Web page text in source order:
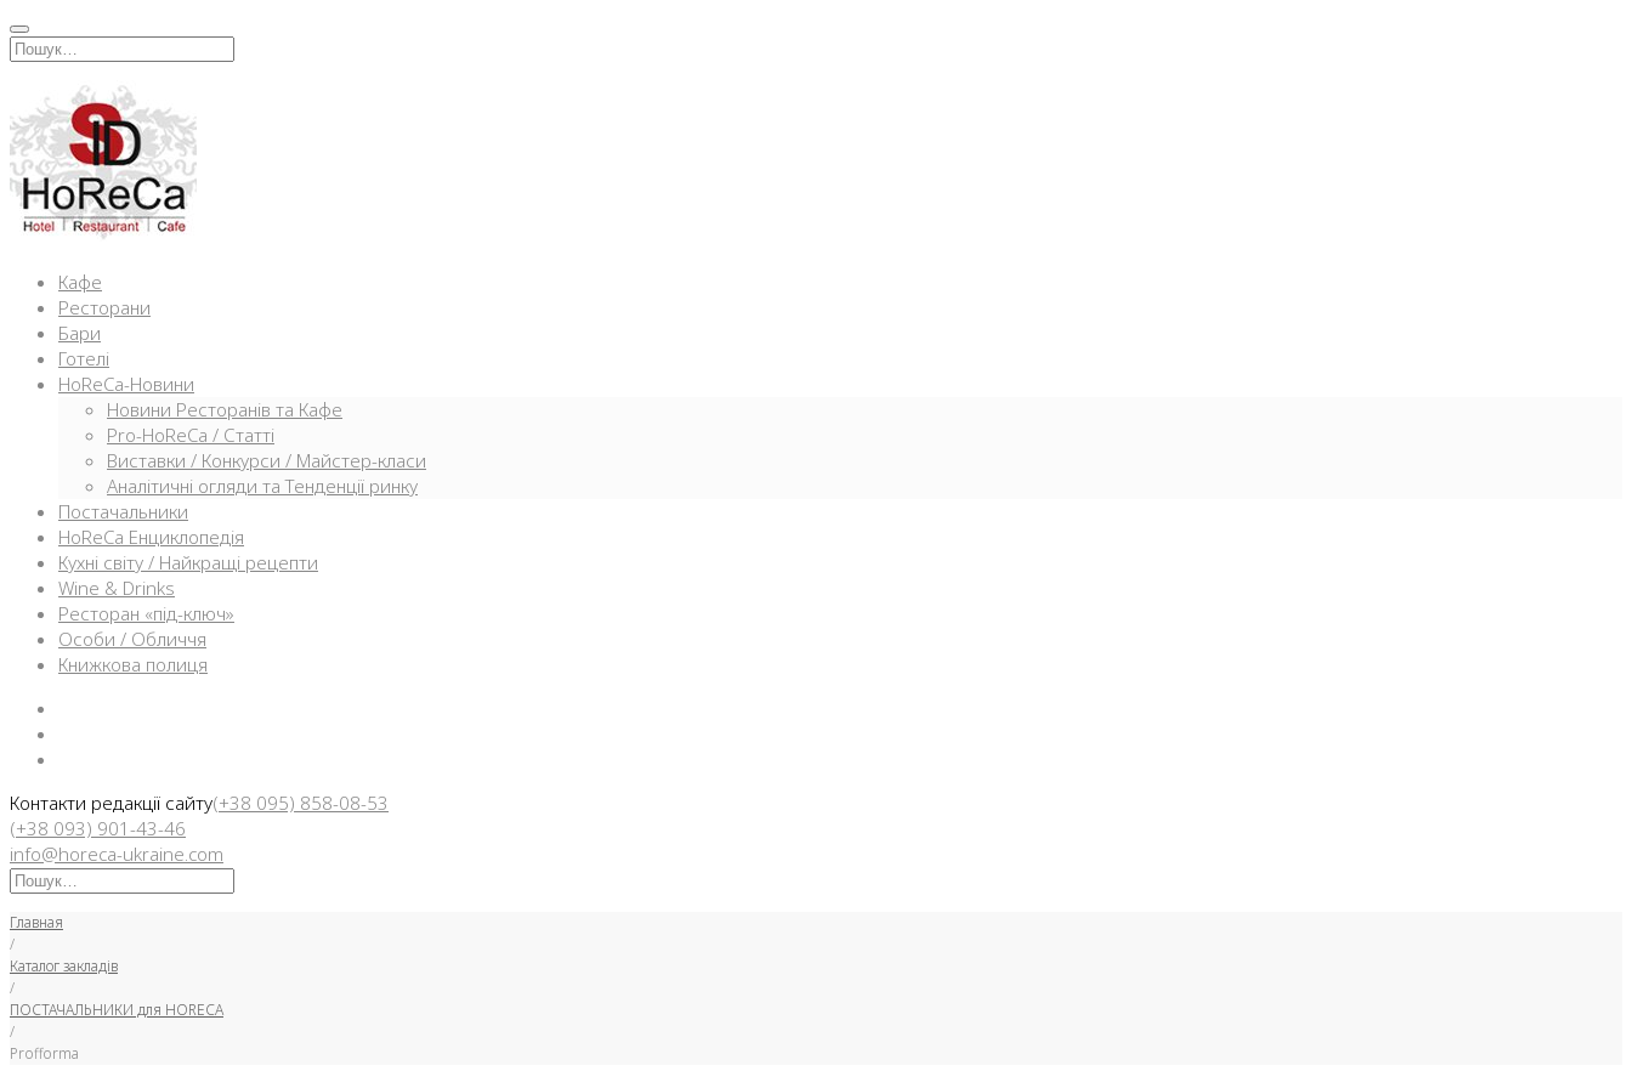
Перейти
кИскать:
Кафе
Ресторани
Бари
Готелі
HoReCa-Новини
Новини Ресторанів та Кафе
Pro-HoReCa / Статті
Виставки / Конкурси / Майстер-класи
Аналітичні огляди та Тенденції ринку
Постачальники
HoReCa Енциклопедія
Кухні світу / Найкращі рецепти
Wine & Drinks
Ресторан «під-ключ»
Особи / Обличчя
Книжкова полиця
Контакти редакції сайту(+38 095) 858-08-53
(+38 093) 901-43-46
info@horeca-ukraine.com
Искать:
Главная
/
Каталог закладів
/
ПОСТАЧАЛЬНИКИ для HORECA
/
Profforma